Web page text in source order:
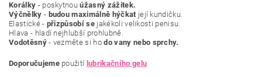
Korálky - poskytnouúžasný zážitek.
Výčnělky - budou maximálně hýčkat její kundičku.
Elastické - přizpůsobí se jakékoli velikosti penisu.
Hlava - hladí nejhlubší prohlubně.
Vodotěsný- vezměte si hodo vany nebo sprchy.
Doporučujemepoužití lubrikačního gelu